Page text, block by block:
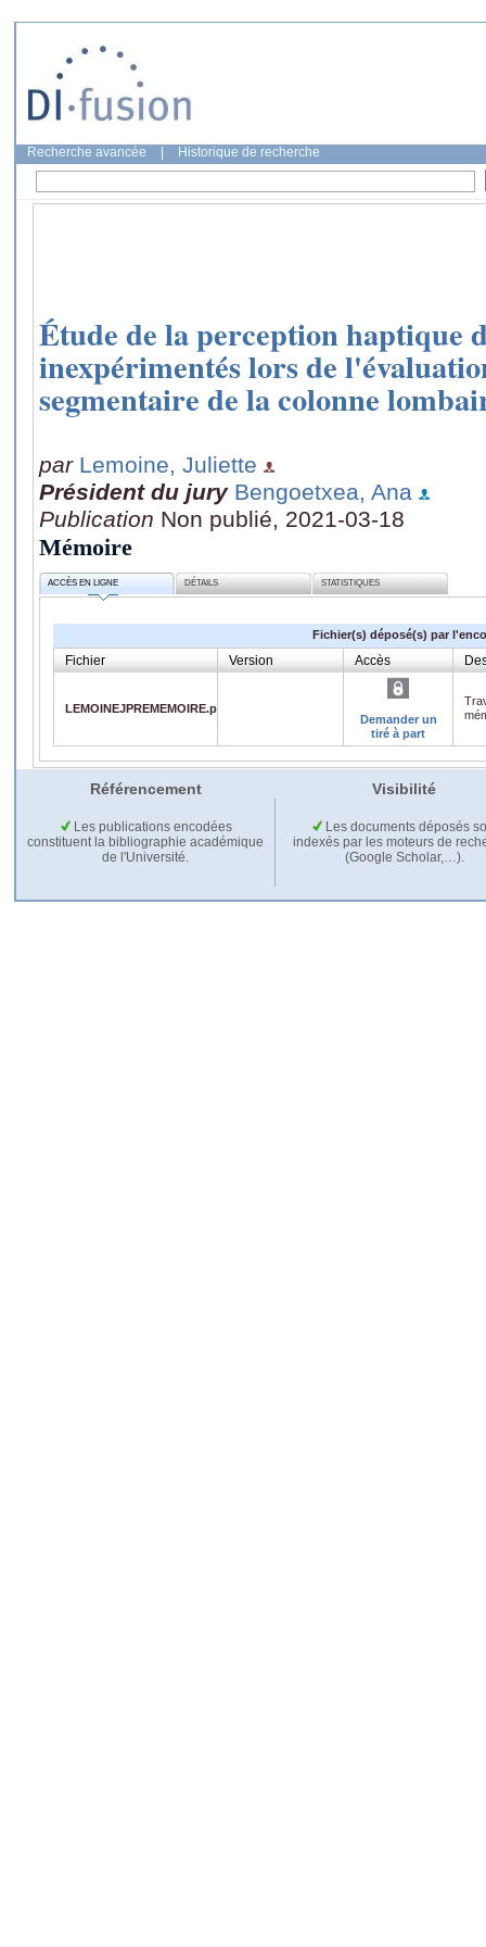
Recherche avancée Historique de recherche
Étude de la perception haptique
inexpérimentés lors de
segmentaire de la colonne
par Lemoine, Juliette
Président du jury Bengoetxea, Ana
Publication Non publié, 2021-03-18
Mémoire
ACCÈS EN LIGNE DÉTAILS STATISTIQUES
Fichier(s) déposé(s) par
Fichier Version Accès
LEMOINEJPREMEMOIRE.pdf
Demander un
tiré à part
Référencement Visibilité
Les publications encodées
constituent la bibliographie académique
de l'Université.
Les documents déposés
indexés par les moteurs de
(Google Scholar,…).